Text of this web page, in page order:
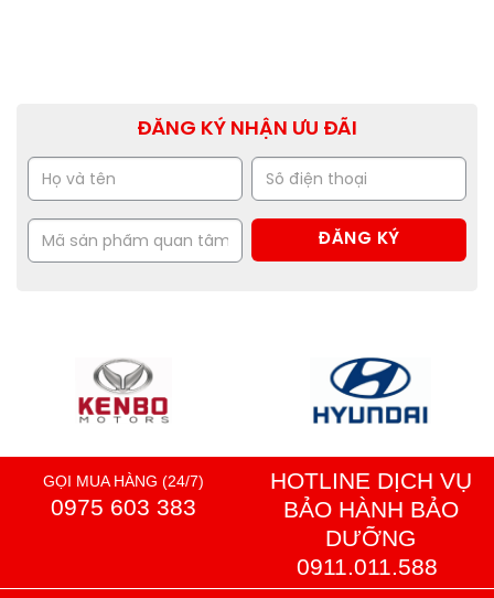
ĐĂNG KÝ NHẬN ƯU ĐÃI
GỌI MUA HÀNG (24/7)
0975 603 383
HOTLINE DỊCH VỤ
BẢO HÀNH BẢO
DƯỠNG
0911.011.588